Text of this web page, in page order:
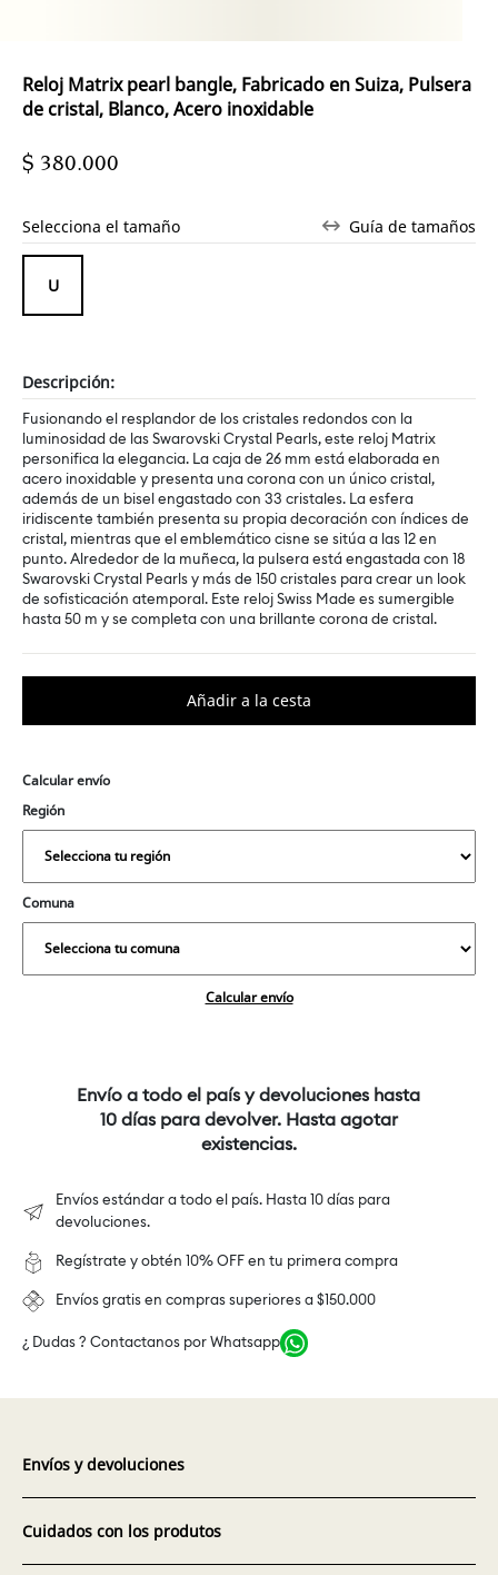
Reloj Matrix pearl bangle, Fabricado en Suiza, Pulsera
de cristal, Blanco, Acero inoxidable
$ 380.000
Selecciona el tamaño Guía de tamaños
Descripción:
Fusionando el resplandor de los cristales redondos con la
luminosidad de las Swarovski Crystal Pearls, este reloj Matrix
personifica la elegancia. La caja de 26 mm está elaborada en
acero inoxidable y presenta una corona con un único cristal,
además de un bisel engastado con 33 cristales. La esfera
iridiscente también presenta su propia decoración con índices de
cristal, mientras que el emblemático cisne se sitúa a las 12 en
punto. Alrededor de la muñeca, la pulsera está engastada con 18
Swarovski Crystal Pearls y más de 150 cristales para crear un look
de sofisticación atemporal. Este reloj Swiss Made es sumergible
hasta 50 m y se completa con una brillante corona de cristal.
Calcular envío
Región
Comuna
Calcular envío
Envío a todo el país y devoluciones hasta
10 días para devolver. Hasta agotar
existencias.
Envíos estándar a todo el país. Hasta 10 días para
devoluciones.
Regístrate y obtén 10% OFF en tu primera compra
Envíos gratis en compras superiores a $150.000
¿ Dudas ? Contactanos por Whatsapp
Envíos y devoluciones
Cuidados con los produtos